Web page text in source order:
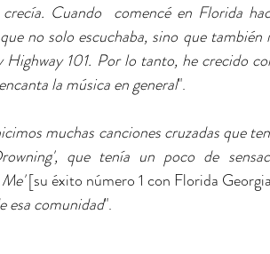
Cuando  comencé en Florida
no solo escuchaba, sino que también
101. Por lo tanto, he crecido
la música en general".
muchas canciones cruzadas que
que tenía un poco de
[su éxito número 1 con Florida
esa comunidad".